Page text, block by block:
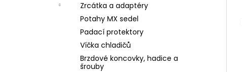
Zrcátka a adaptéry
Potahy MX sedel
Padací protektory
Víčka chladičů
Brzdové koncovky, hadice a
šrouby